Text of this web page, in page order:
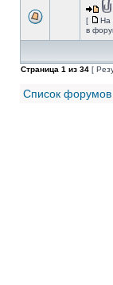
[ На
в
Страница 1 из 34 [
Список форумов